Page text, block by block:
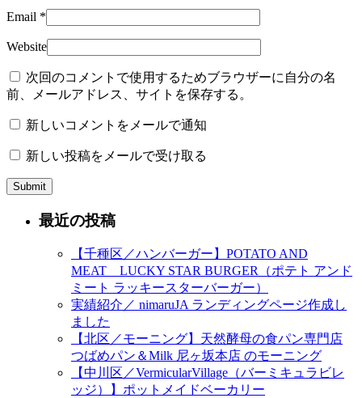
Email *
Website
次回のコメントで使用するためブラウザーに自分の名
前、メールアドレス、サイトを保存する。
新しいコメントをメールで通知
新しい投稿をメールで受け取る
最近の投稿
【千種区／ハンバーガー】POTATO AND
MEAT LUCKY STAR BURGER（ポテト アンド
ミート ラッキースターバーガー）
実績紹介／ nimaruJA ランディングページ作成し
ました
【北区／モーニング】天然酵母の食パン専門店
つばめパン＆Milk 尼ヶ坂本店 のモーニング
【中川区／VermicularVillage（バーミキュラビレ
ッジ）】ポットメイドベーカリー